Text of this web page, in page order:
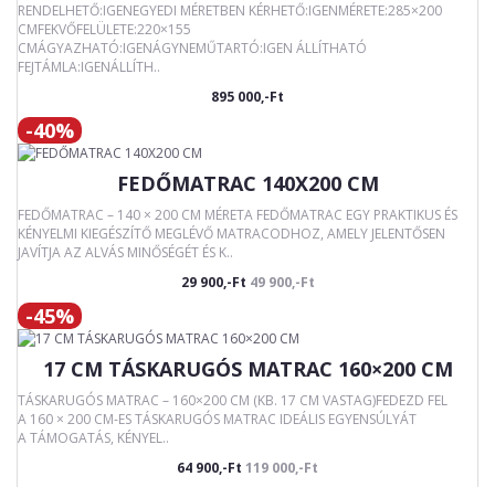
RENDELHETŐ:IGENEGYEDI MÉRETBEN KÉRHETŐ:IGENMÉRETE:285×200
CMFEKVŐFELÜLETE:220×155
CMÁGYAZHATÓ:IGENÁGYNEMŰTARTÓ:IGEN ÁLLÍTHATÓ
FEJTÁMLA:IGENÁLLÍTH..
895 000,-Ft
-40%
FEDŐMATRAC 140X200 CM
FEDŐMATRAC – 140 × 200 CM MÉRETA FEDŐMATRAC EGY PRAKTIKUS ÉS
KÉNYELMI KIEGÉSZÍTŐ MEGLÉVŐ MATRACODHOZ, AMELY JELENTŐSEN
JAVÍTJA AZ ALVÁS MINŐSÉGÉT ÉS K..
29 900,-Ft 49 900,-Ft
-45%
17 CM TÁSKARUGÓS MATRAC 160×200 CM
TÁSKARUGÓS MATRAC – 160×200 CM (KB. 17 CM VASTAG)FEDEZD FEL
A 160 × 200 CM-ES TÁSKARUGÓS MATRAC IDEÁLIS EGYENSÚLYÁT
A TÁMOGATÁS, KÉNYEL..
64 900,-Ft 119 000,-Ft